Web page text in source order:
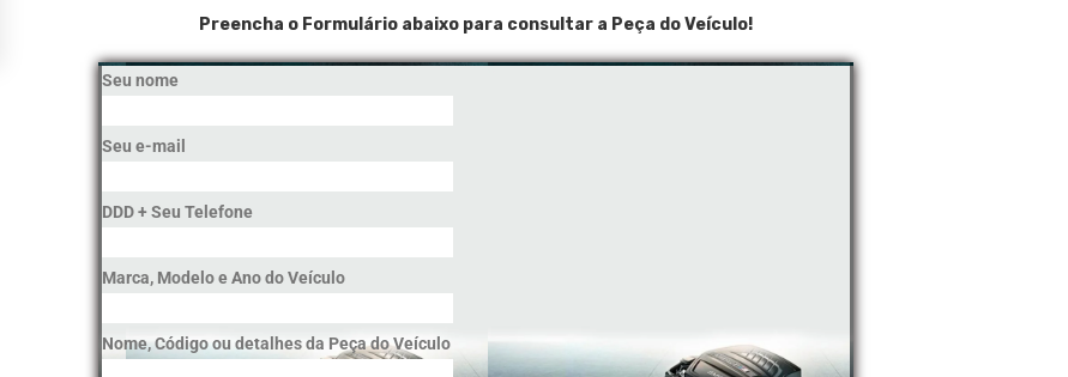
Preencha o Formulário abaixo para consultar a Peça do Veículo!
Seu nome
Seu e-mail
DDD + Seu Telefone
Marca, Modelo e Ano do Veículo
Nome, Código ou detalhes da Peça do Veículo